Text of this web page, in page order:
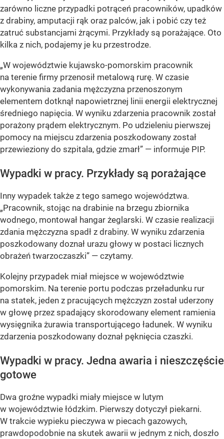
zarówno liczne przypadki potrąceń pracowników, upadków
z drabiny, amputacji rąk oraz palców, jak i pobić czy też
zatruć substancjami żrącymi. Przykłady są porażające. Oto
kilka z nich, podajemy je ku przestrodze.
„W województwie kujawsko-pomorskim pracownik
na terenie firmy przenosił metalową rurę. W czasie
wykonywania zadania mężczyzna przenoszonym
elementem dotknął napowietrznej linii energii elektrycznej
średniego napięcia. W wyniku zdarzenia pracownik został
porażony prądem elektrycznym. Po udzieleniu pierwszej
pomocy na miejscu zdarzenia poszkodowany został
przewieziony do szpitala, gdzie zmarł” — informuje PIP.
Wypadki w pracy. Przykłady są porażające
Inny wypadek także z tego samego województwa.
„Pracownik, stojąc na drabinie na brzegu zbiornika
wodnego, montował hangar żeglarski. W czasie realizacji
zdania mężczyzna spadł z drabiny. W wyniku zdarzenia
poszkodowany doznał urazu głowy w postaci licznych
obrażeń twarzoczaszki” — czytamy.
Kolejny przypadek miał miejsce w województwie
pomorskim. Na terenie portu podczas przeładunku rur
na statek, jeden z pracujących mężczyzn został uderzony
w głowę przez spadający skorodowany element ramienia
wysięgnika żurawia transportującego ładunek. W wyniku
zdarzenia poszkodowany doznał pęknięcia czaszki.
Wypadki w pracy. Jedna awaria i nieszczęście
gotowe
Dwa groźne wypadki miały miejsce w lutym
w województwie łódzkim. Pierwszy dotyczył piekarni.
W trakcie wypieku pieczywa w piecach gazowych,
prawdopodobnie na skutek awarii w jednym z nich, doszło